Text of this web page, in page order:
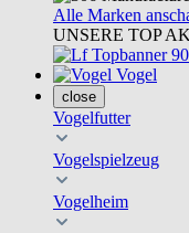
Alle Marken
UNSERE TOP
Vogel
close
Vogelfutter
Vogelspielzeug
Vogelheim